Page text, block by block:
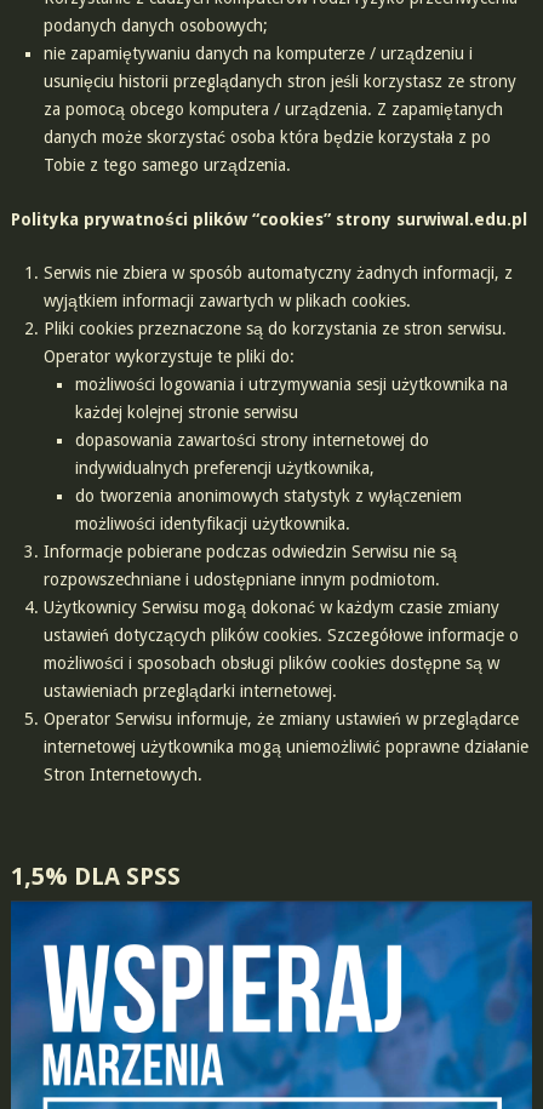
podanych danych osobowych;
nie zapamiętywaniu danych na komputerze / urządzeniu i
usunięciu historii przeglądanych stron jeśli korzystasz ze strony
za pomocą obcego komputera / urządzenia. Z zapamiętanych
danych może skorzystać osoba która będzie korzystała z po
Tobie z tego samego urządzenia.
Polityka prywatności plików “cookies” strony surwiwal.edu.pl
Serwis nie zbiera w sposób automatyczny żadnych informacji, z
wyjątkiem informacji zawartych w plikach cookies.
Pliki cookies przeznaczone są do korzystania ze stron serwisu.
Operator wykorzystuje te pliki do:
możliwości logowania i utrzymywania sesji użytkownika na
każdej kolejnej stronie serwisu
dopasowania zawartości strony internetowej do
indywidualnych preferencji użytkownika,
do tworzenia anonimowych statystyk z wyłączeniem
możliwości identyfikacji użytkownika.
Informacje pobierane podczas odwiedzin Serwisu nie są
rozpowszechniane i udostępniane innym podmiotom.
Użytkownicy Serwisu mogą dokonać w każdym czasie zmiany
ustawień dotyczących plików cookies. Szczegółowe informacje o
możliwości i sposobach obsługi plików cookies dostępne są w
ustawieniach przeglądarki internetowej.
Operator Serwisu informuje, że zmiany ustawień w przeglądarce
internetowej użytkownika mogą uniemożliwić poprawne działanie
Stron Internetowych.
1,5% DLA SPSS